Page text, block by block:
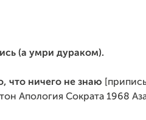
(а умри дураком).
что ничего не знаю
Апология Сократа 1968